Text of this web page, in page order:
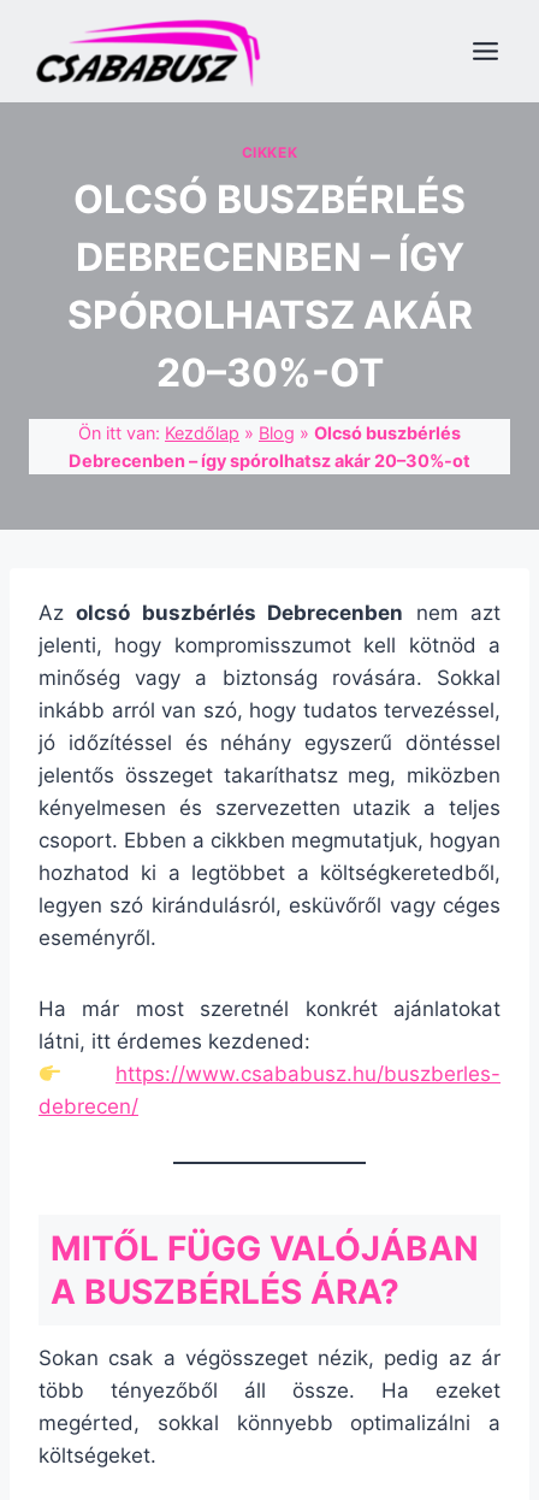
content
CIKKEK
OLCSÓ BUSZBÉRLÉS
DEBRECENBEN – ÍGY
SPÓROLHATSZ AKÁR
20–30%-OT
Ön itt van: Kezdőlap » Blog » Olcsó buszbérlés
Debrecenben – így spórolhatsz akár 20–30%-ot
Azolcsó buszbérlés Debrecenben nem azt
jelenti, hogy kompromisszumot kell kötnöd a
minőség vagy a biztonság rovására. Sokkal
inkább arról van szó, hogy tudatos tervezéssel,
jó időzítéssel és néhány egyszerű döntéssel
jelentős összeget takaríthatsz meg, miközben
kényelmesen és szervezetten utazik a teljes
csoport. Ebben a cikkben megmutatjuk, hogyan
hozhatod ki a legtöbbet a költségkeretedből,
legyen szó kirándulásról, esküvőről vagy céges
eseményről.
Ha már most szeretnél konkrét ajánlatokat
látni, itt érdemes kezdened:
https://www.csababusz.hu/buszberles-
debrecen/
MITŐL FÜGG VALÓJÁBAN
A BUSZBÉRLÉS ÁRA?
Sokan csak a végösszeget nézik, pedig az ár
több tényezőből áll össze. Ha ezeket
megérted, sokkal könnyebb optimalizálni a
költségeket.